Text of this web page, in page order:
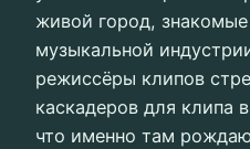
живой город,
музыкальной
режиссёры клипов
каскадеров для клипа
что именно там